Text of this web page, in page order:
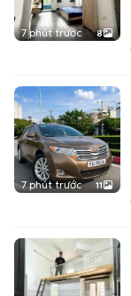
7 phút trước 8
7 phút trước 11